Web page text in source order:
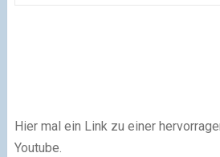
Hier mal ein Link zu einer
Youtube.